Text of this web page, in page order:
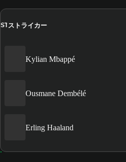
ST ストライカー
Kylian Mbappé
Ousmane Dembélé
Erling Haaland